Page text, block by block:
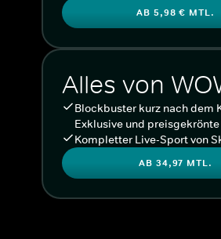
AB 5,98 € MTL.
Alles von
Blockbuster kurz nach dem
Exklusive und preisgekrönte
Kompletter Live-Sport von
AB 34,97 MTL.